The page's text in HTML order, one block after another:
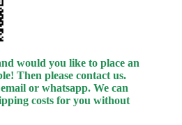
would you like to place an
Then please contact us.
or whatsapp. We can
costs for you without